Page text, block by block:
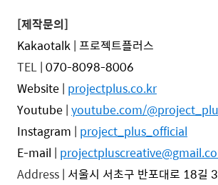
[제작문의]
Kakaotalk | 프로젝트플러스
TEL | 070-8098-8006
Website | projectplus.co.kr
Youtube | youtube.com/
Instagram | project_plus_official
E-mail |
Address | 서울시 서초구 반포대로 18길